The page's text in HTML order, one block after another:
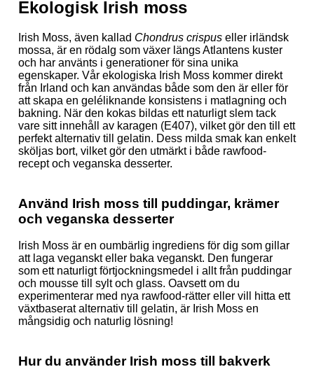
Ekologisk Irish moss
Irish Moss, även kallad Chondrus crispus eller irländsk
mossa, är en rödalg som växer längs Atlantens kuster
och har använts i generationer för sina unika
egenskaper. Vår ekologiska Irish Moss kommer direkt
från Irland och kan användas både som den är eller för
att skapa en geléliknande konsistens i matlagning och
bakning. När den kokas bildas ett naturligt slem tack
vare sitt innehåll av karagen (E407), vilket gör den till ett
perfekt alternativ till gelatin. Dess milda smak kan enkelt
sköljas bort, vilket gör den utmärkt i både rawfood-
recept och veganska desserter.
Använd Irish moss till puddingar, krämer
och veganska desserter
Irish Moss är en oumbärlig ingrediens för dig som gillar
att laga veganskt eller baka veganskt. Den fungerar
som ett naturligt förtjockningsmedel i allt från puddingar
och mousse till sylt och glass. Oavsett om du
experimenterar med nya rawfood-rätter eller vill hitta ett
växtbaserat alternativ till gelatin, är Irish Moss en
mångsidig och naturlig lösning!
Hur du använder Irish moss till bakverk